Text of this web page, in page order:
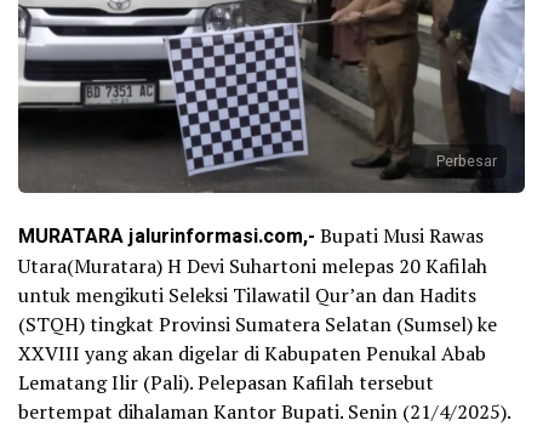
Perbesar
MURATARA jalurinformasi.com,- Bupati Musi Rawas
Utara(Muratara) H Devi Suhartoni melepas 20 Kafilah
untuk mengikuti Seleksi Tilawatil Qur’an dan Hadits
(STQH) tingkat Provinsi Sumatera Selatan (Sumsel) ke
XXVIII yang akan digelar di Kabupaten Penukal Abab
Lematang Ilir (Pali). Pelepasan Kafilah tersebut
bertempat dihalaman Kantor Bupati. Senin (21/4/2025).